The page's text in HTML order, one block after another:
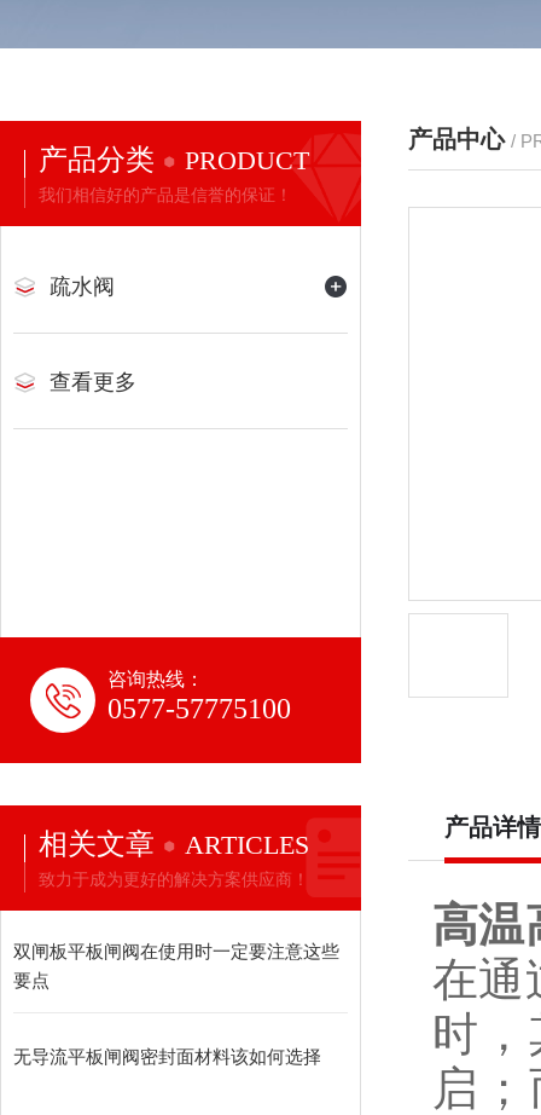
产品分类 PRODUCT
我们相信好的产品是信誉的保证！
疏水阀
查看更多
咨询热线：
0577-57775100
相关文章 ARTICLES
致力于成为更好的解决方案供应商！
双闸板平板闸阀在使用时一定要注意这些
要点
无导流平板闸阀密封面材料该如何选择
产品中心 /
产品详情
高温
在通
时
启